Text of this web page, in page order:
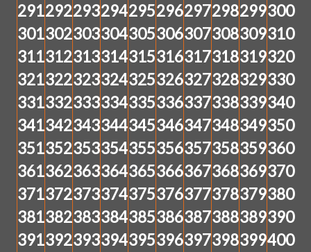
291292293294295296297298299300
301302303304305306307308309310
311312313314315316317318319320
321322323324325326327328329330
331332333334335336337338339340
341342343344345346347348349350
351352353354355356357358359360
361362363364365366367368369370
371372373374375376377378379380
381382383384385386387388389390
391392393394395396397398399400